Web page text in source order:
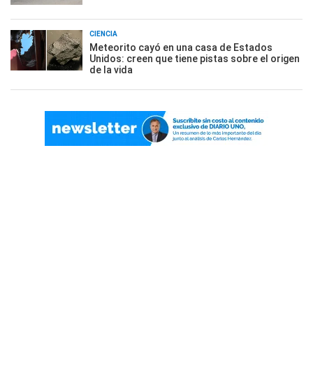
CIENCIA
Meteorito cayó en una casa de Estados
Unidos: creen que tiene pistas sobre el origen
de la vida